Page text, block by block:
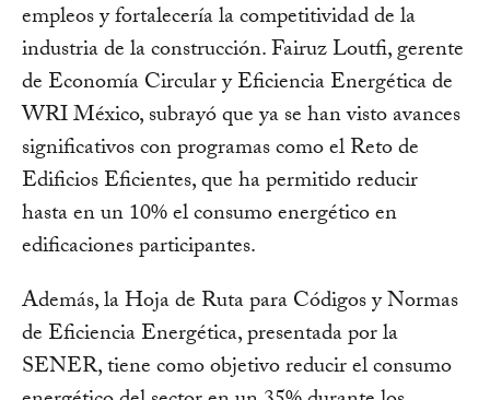
empleos y fortalecería la competitividad de la
industria de la construcción. Fairuz Loutfi, gerente
de Economía Circular y Eficiencia Energética de
WRI México, subrayó que ya se han visto avances
significativos con programas como el Reto de
Edificios Eficientes, que ha permitido reducir
hasta en un 10% el consumo energético en
edificaciones participantes.
Además, la Hoja de Ruta para Códigos y Normas
de Eficiencia Energética, presentada por la
SENER, tiene como objetivo reducir el consumo